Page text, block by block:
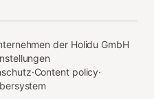
der Holidu GmbH
·Content policy·